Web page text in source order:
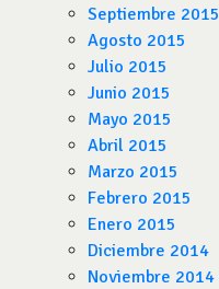
Septiembre 2015
Agosto 2015
Julio 2015
Junio 2015
Mayo 2015
Abril 2015
Marzo 2015
Febrero 2015
Enero 2015
Diciembre 2014
Noviembre 2014